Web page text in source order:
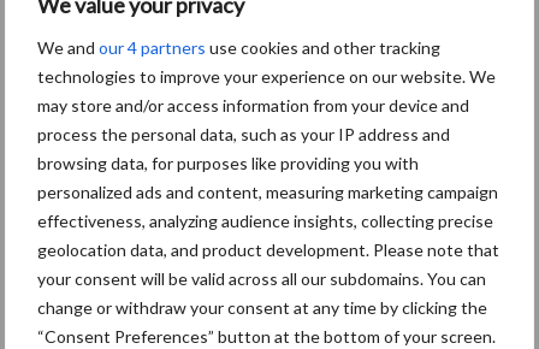
We and our 4 partners use cookies and other tracking
technologies to improve your experience on our website. We
may store and/or access information from your device and
process the personal data, such as your IP address and
browsing data, for purposes like providing you with
personalized ads and content, measuring marketing campaign
effectiveness, analyzing audience insights, collecting precise
geolocation data, and product development. Please note that
your consent will be valid across all our subdomains. You can
change or withdraw your consent at any time by clicking the
“Consent Preferences” button at the bottom of your screen.
ATH en GTH 2026: smart
farming, autonome
voersystemen en mobiele
energievoorziening
BIG Challenge maakt
voorlopige opbrengst van
ruim 1,24 miljoen euro
bekend